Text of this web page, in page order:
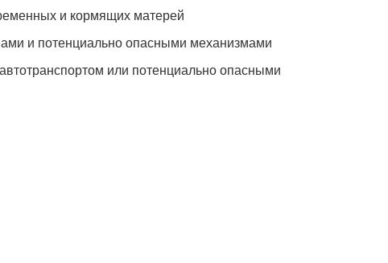
и кормящих матерей
и потенциально опасными механизмами
или потенциально опасными